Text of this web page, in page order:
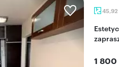
45,92
Estetyczne 2-pokojowe mieszkanie z balkonem
1 800